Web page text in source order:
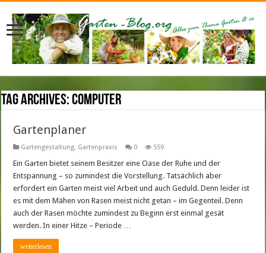
Tag Archives:computer
Gartenplaner
Gartengestaltung, Gartenpraxis 0 559
Ein Garten bietet seinem Besitzer eine Oase der Ruhe und der
Entspannung – so zumindest die Vorstellung. Tatsächlich aber
erfordert ein Garten meist viel Arbeit und auch Geduld. Denn leider ist
es mit dem Mähen von Rasen meist nicht getan – im Gegenteil. Denn
auch der Rasen möchte zumindest zu Beginn erst einmal gesät
werden. In einer Hitze – Periode …
weiterlesen